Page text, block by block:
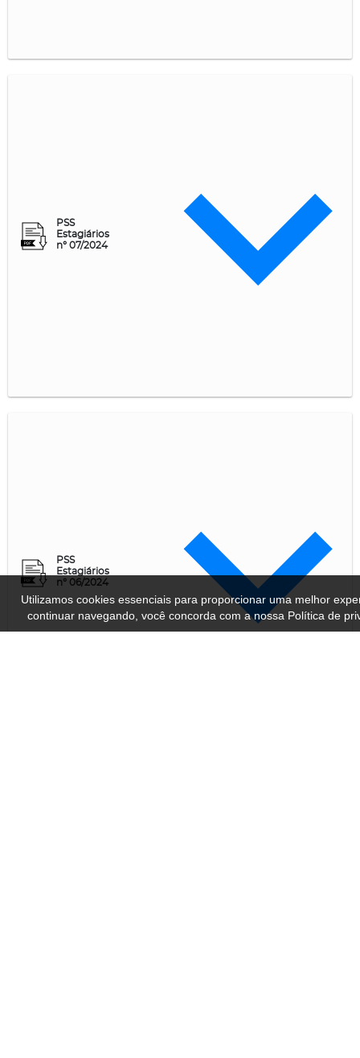
Utilizamos cookies essenciais para proporcionar uma melhor
continuar navegando, você concorda com a nossa Política de
PSS
Estagiários
n° 07/2024
PSS
Estagiários
n° 06/2024